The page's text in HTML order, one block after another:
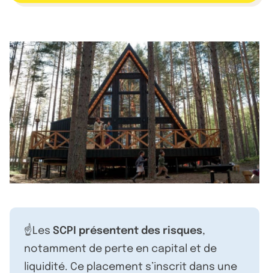
☝️Les SCPI présentent des risques,
notamment de perte en capital et de
liquidité. Ce placement s’inscrit dans une